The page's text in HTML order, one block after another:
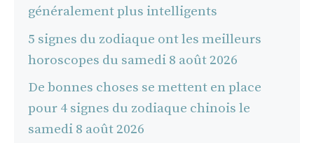
généralement plus intelligents
5 signes du zodiaque ont les meilleurs
horoscopes du samedi 8 août 2026
De bonnes choses se mettent en place
pour 4 signes du zodiaque chinois le
samedi 8 août 2026